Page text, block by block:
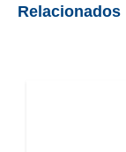
Relacionados